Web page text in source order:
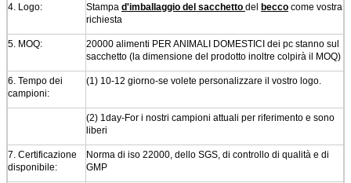
4. Logo: Stampa d'imballaggio del sacchetto del becco come vostra
richiesta
5. MOQ:
20000 alimenti PER ANIMALI DOMESTICI dei pc stanno sul
sacchetto (la dimensione del prodotto inoltre colpirà il MOQ)
6. Tempo dei
campioni:
(1) 10-12 giorno-se volete personalizzare il vostro logo.
(2) 1day-For i nostri campioni attuali per riferimento e sono
liberi
7. Certificazione
disponibile:
Norma di iso 22000, dello SGS, di controllo di qualità e di
GMP